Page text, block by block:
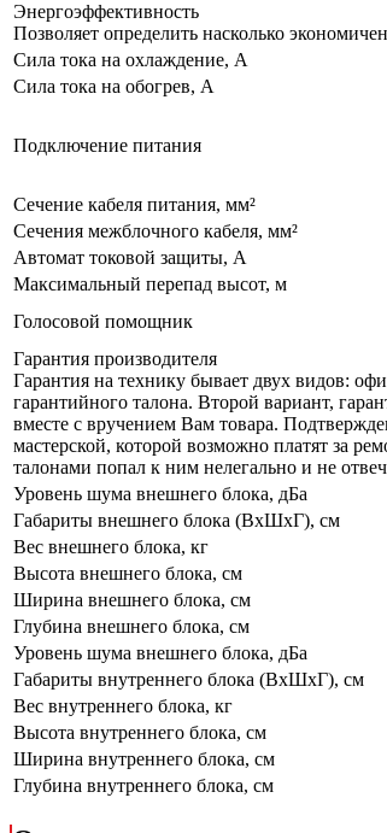
Энергоэффективность
Позволяет определить насколько
Сила тока на охлаждение, А
Сила тока на обогрев, А
Подключение питания
Сечение кабеля питания, мм²
Сечения межблочного кабеля, мм²
Автомат токовой защиты, А
Максимальный перепад высот, м
Голосовой помощник
Гарантия производителя
Гарантия на технику бывает двух видов:
гарантийного талона. Второй вариант,
вместе с вручением Вам товара.
мастерской, которой возможно платят за
талонами попал к ним нелегально и не
Уровень шума внешнего блока, дБа
Габариты внешнего блока (ВхШхГ), см
Вес внешнего блока, кг
Высота внешнего блока, см
Ширина внешнего блока, см
Глубина внешнего блока, см
Уровень шума внешнего блока, дБа
Габариты внутреннего блока (ВхШхГ), см
Вес внутреннего блока, кг
Высота внутреннего блока, см
Ширина внутреннего блока, см
Глубина внутреннего блока, см